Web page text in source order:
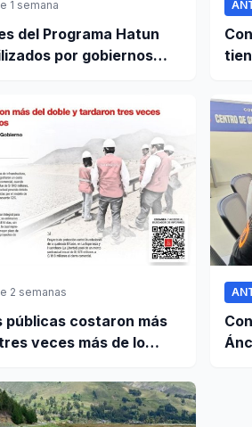
1 semana
del Programa Hatun
por gobiernos
2 semanas
públicas costaron más
veces más de lo